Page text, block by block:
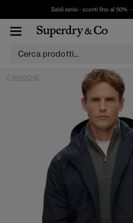
Saldi estivi - sconti fino al 50% -
GIACCHE